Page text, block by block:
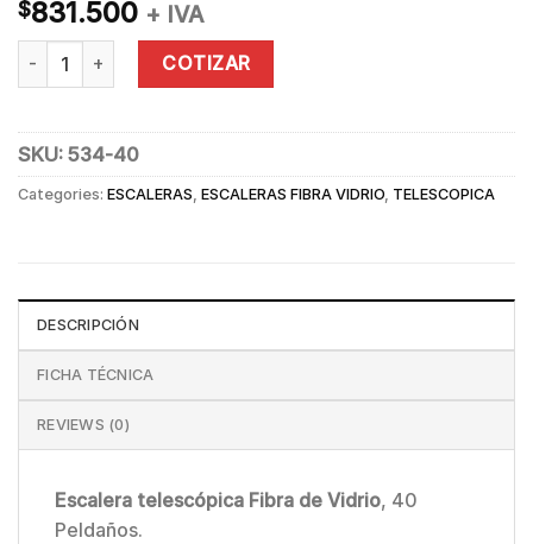
$831.500 + IVA
ESCALERA TELESCÓPICA FIBRA DE VIDRIO 40 PELDAÑOS
COTIZAR
SKU: 534-40
Categories: ESCALERAS ESCALERAS FIBRA VIDRIO TELESCOPICA
DESCRIPCIÓN
FICHA TÉCNICA
REVIEWS (0)
Escalera telescópica Fibra de Vidrio, 40
Peldaños.